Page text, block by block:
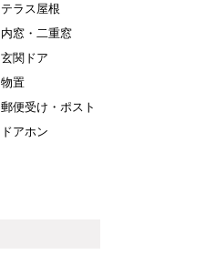
テラス屋根
内窓・二重窓
玄関ドア
物置
郵便受け・ポスト
ドアホン